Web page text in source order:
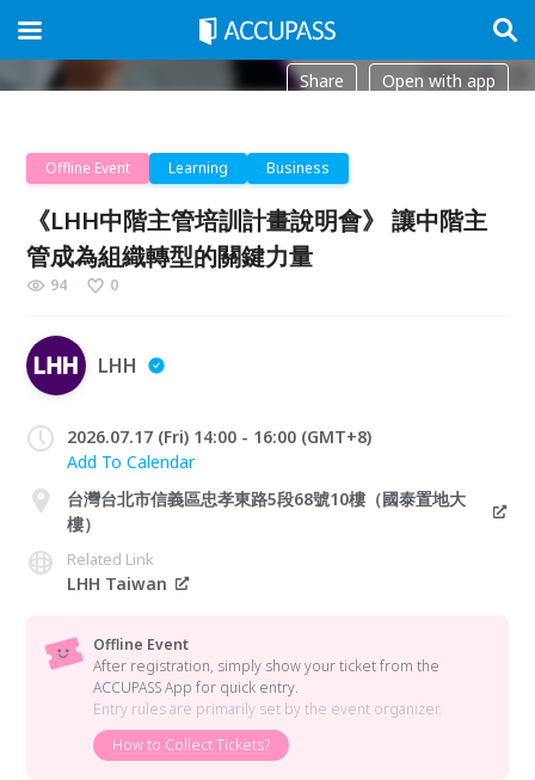
Share Open with app
Offline Event Learning Business
《LHH中階主管培訓計畫說明會》 讓中階主
管成為組織轉型的關鍵力量
94 0
LHH
2026.07.17 (Fri) 14:00 - 16:00 (GMT+8)
Add To Calendar
台灣台北市信義區忠孝東路5段68號10樓（國泰置地大
樓）
Related Link
LHH Taiwan
Offline Event
After registration, simply show your ticket from the
ACCUPASS App for quick entry.
Entry rules are primarily set by the event organizer.
How to Collect Tickets?